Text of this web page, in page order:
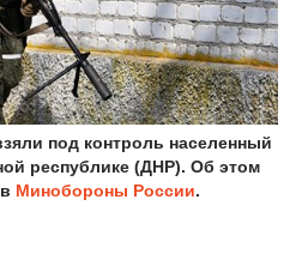
под контроль населенный
республике (ДНР). Об этом
Минобороны России.